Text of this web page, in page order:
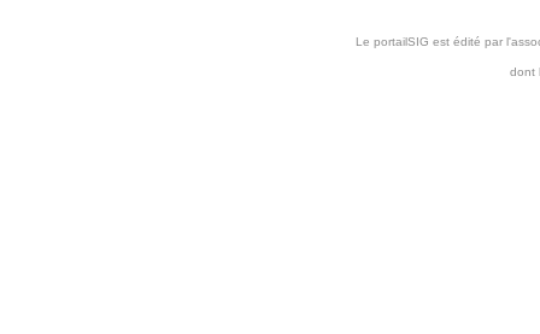
Le portailSIG est édité par
dont